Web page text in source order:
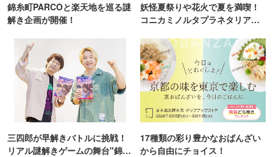
錦糸町PARCOと楽天地を巡る謎
解き企画が開催！
妖怪夏祭りや花火で夏を満喫！
コニカミノルタプラネタリア
三四郎が早解きバトルに挑戦！
リアル謎解きゲームの舞台"錦糸
17種類の彩り豊かなおばんざい
から自由にチョイス！